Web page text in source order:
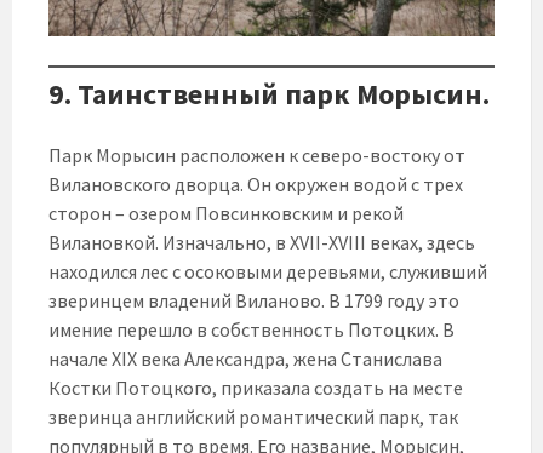
9. Таинственный парк Морысин.
Парк Морысин расположен к северо-востоку от
Вилановского дворца. Он окружен водой с трех
сторон – озером Повсинковским и рекой
Вилановкой. Изначально, в XVII-XVIII веках, здесь
находился лес с осоковыми деревьями, служивший
зверинцем владений Виланово. В 1799 году это
имение перешло в собственность Потоцких. В
начале XIX века Александра, жена Станислава
Костки Потоцкого, приказала создать на месте
зверинца английский романтический парк, так
популярный в то время. Его название, Морысин,